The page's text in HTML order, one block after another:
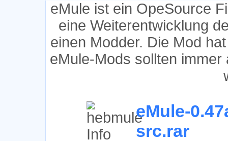
eMule ist ein OpeSource
eine Weiterentwicklung
einen Modder. Die Mod
eMule-Mods sollten
eMule-
src.rar